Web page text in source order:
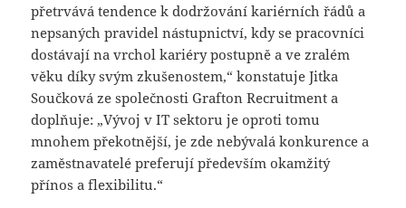
přetrvává tendence k dodržování kariérních řádů a
nepsaných pravidel nástupnictví, kdy se pracovníci
dostávají na vrchol kariéry postupně a ve zralém
věku díky svým zkušenostem,“ konstatuje Jitka
Součková ze společnosti Grafton Recruitment a
doplňuje: „Vývoj v IT sektoru je oproti tomu
mnohem překotnější, je zde nebývalá konkurence a
zaměstnavatelé preferují především okamžitý
přínos a flexibilitu.“